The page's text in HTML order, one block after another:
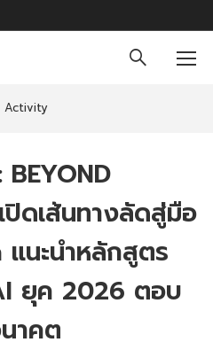
Activity
ปิดเส้นทางลัดสู่มือ
นะนำหลักสูตร
ยุค 2026 ตอบ
าคต